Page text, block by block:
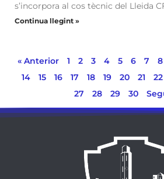
s’incorpora al cos tècnic del Lleida
Continua llegint »
« Anterior 1 2 3 4 5 6 7 8
14
15 16 17 18 19 20 21 22
27
28 29 30